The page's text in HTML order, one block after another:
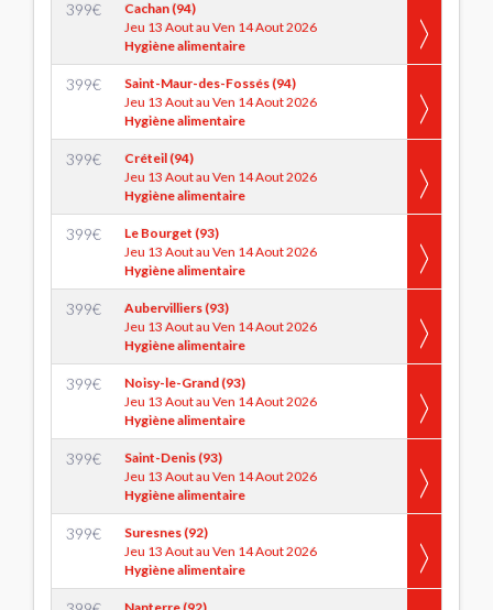
399€
Cachan (94)
Jeu 13 Aout au Ven 14 Aout 2026
Hygiène alimentaire
399€
Saint-Maur-des-Fossés (94)
Jeu 13 Aout au Ven 14 Aout 2026
Hygiène alimentaire
399€
Créteil (94)
Jeu 13 Aout au Ven 14 Aout 2026
Hygiène alimentaire
399€
Le Bourget (93)
Jeu 13 Aout au Ven 14 Aout 2026
Hygiène alimentaire
399€
Aubervilliers (93)
Jeu 13 Aout au Ven 14 Aout 2026
Hygiène alimentaire
399€
Noisy-le-Grand (93)
Jeu 13 Aout au Ven 14 Aout 2026
Hygiène alimentaire
399€
Saint-Denis (93)
Jeu 13 Aout au Ven 14 Aout 2026
Hygiène alimentaire
399€
Suresnes (92)
Jeu 13 Aout au Ven 14 Aout 2026
Hygiène alimentaire